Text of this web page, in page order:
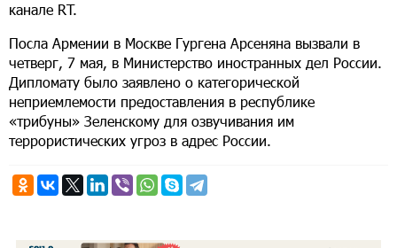
канале RT.
Посла Армении в Москве Гургена Арсеняна вызвали в
четверг, 7 мая, в Министерство иностранных дел России.
Дипломату было заявлено о категорической
неприемлемости предоставления в республике
«трибуны» Зеленскому для озвучивания им
террористических угроз в адрес России.